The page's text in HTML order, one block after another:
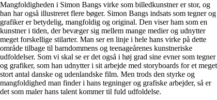
Mangfoldigheden i Simon Bangs virke som billedkunstner er stor, og
han har også illustreret flere bøger. Simon Bangs indsats som tegner og
grafiker er betydelig, mangfoldig og original. Den viser ham som en
kunstner i tiden, der bevæger sig mellem mange medier og udnytter
meget forskellige stilarter. Man ser en linje i hele hans virke på dette
område tilbage til barndommens og teenageårenes kunstneriske
udfoldelser. Som vi skal se er det også i høj grad sine evner som tegner
og grafiker, som han udnytter i sit arbejde med storyboards for et meget
stort antal danske og udenlandske film. Men trods den styrke og
mangfoldighed man finder i hans tegninger og grafiske arbejder, så er
det som maler hans talent kommer til fuld udfoldelse.